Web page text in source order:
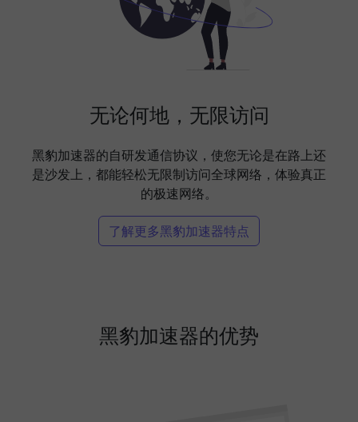
无论何地，无限访问
黑豹加速器的自研发通信协议，使您无论是在路上还
是沙发上，都能轻松无限制访问全球网络，体验真正
的极速网络。
了解更多黑豹加速器特点
黑豹加速器的优势